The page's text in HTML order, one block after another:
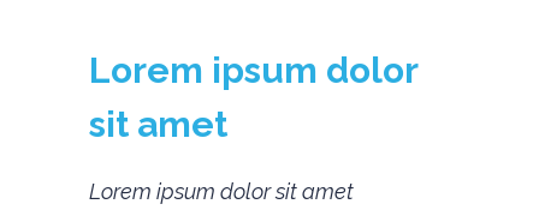
Lorem ipsum dolor
sit amet
Lorem ipsum dolor sit amet